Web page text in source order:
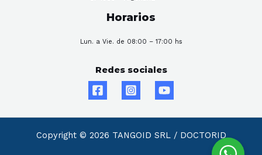
Horarios
Lun. a Vie. de 08:00 – 17:00 hs
Redes sociales
Copyright © 2026 TANGOID SRL / DOCTORID